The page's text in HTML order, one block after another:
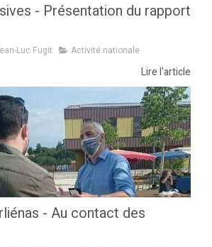
- Présentation du rapport
Luc Fugit Activité nationale
Lire l'article
- Au contact des